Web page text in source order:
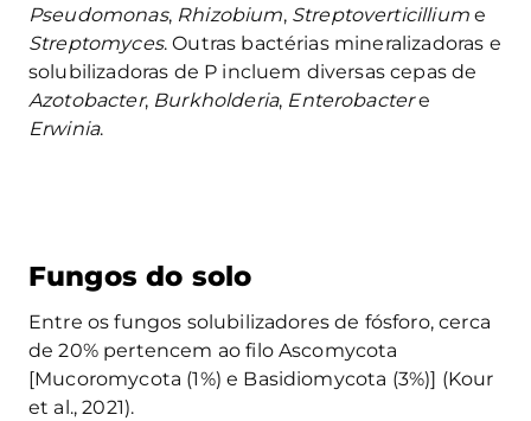
Pseudomonas, Rhizobium, Streptoverticilliume
Streptomyces. Outras bactérias mineralizadoras e
solubilizadoras de P incluem diversas cepas de
Azotobacter, Burkholderia, Enterobactere
Erwinia.
Fungos do solo
Entre os fungos solubilizadores de fósforo, cerca
de 20% pertencem ao filo Ascomycota
[Mucoromycota (1%) e Basidiomycota (3%)] (Kour
et al., 2021).